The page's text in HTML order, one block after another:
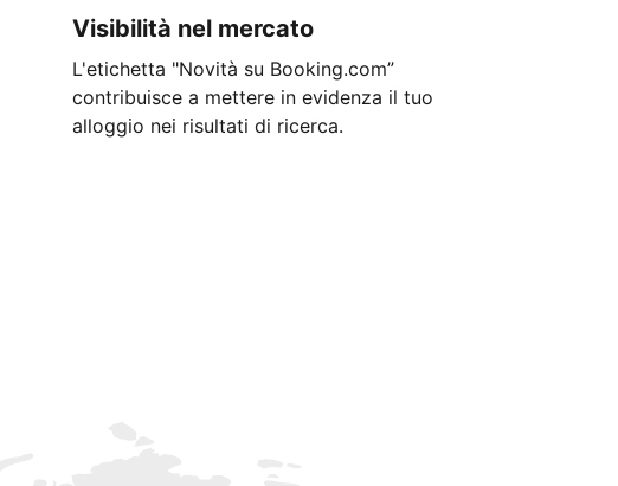
Visibilità nel mercato
L'etichetta "Novità su Booking.com”
contribuisce a mettere in evidenza il tuo
alloggio nei risultati di ricerca.